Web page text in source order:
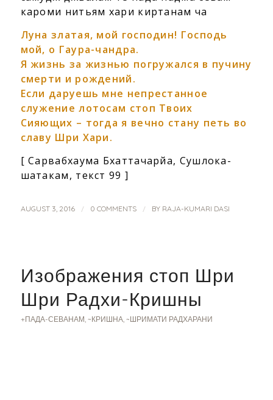
кароми нитьям хари киртанам ча
Луна златая, мой господин! Господь
мой, о Гаура-чандра.
Я жизнь за жизнью погружался в пучину
смерти и рождений.
Если даруешь мне непрестанное
служение лотосам стоп Твоих
Сияющих – тогда я вечно стану петь во
славу Шри Хари.
[ Сарвабхаума Бхаттачарйа, Сушлока-
шатакам, текст 99 ]
AUGUST 3, 2016 / 0 COMMENTS / BY RAJA-KUMARI DASI
Изображения стоп Шри
Шри Радхи-Кришны
+ПАДА-СЕВАНАМ, ~КРИШНА, ~ШРИМАТИ РАДХАРАНИ